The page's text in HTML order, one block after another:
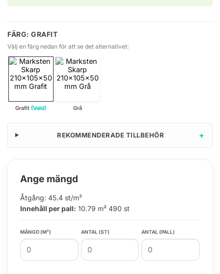
FÄRG: GRAFIT
Välj en färg nedan för att se det alternativet:
Grafit (Vald) Grå
REKOMMENDERADE TILLBEHÖR +
Ange mängd
Åtgång: 45.4 st/m²
Innehåll per pall: 10.79 m² 490 st
MÄNGD (M²) ANTAL (ST) ANTAL (PALL)